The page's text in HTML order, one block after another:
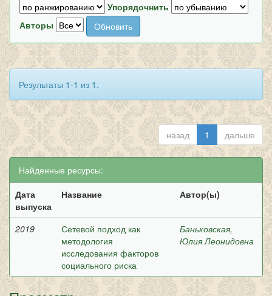
Упорядочнить
Авторы
Результаты 1-1 из 1.
назад 1 дальше
Найденные ресурсы:
Дата
выпуска
Название Автор(ы)
2019
Сетевой подход как
методология
исследования факторов
социального риска
Баньковская,
Юлия Леонидовна